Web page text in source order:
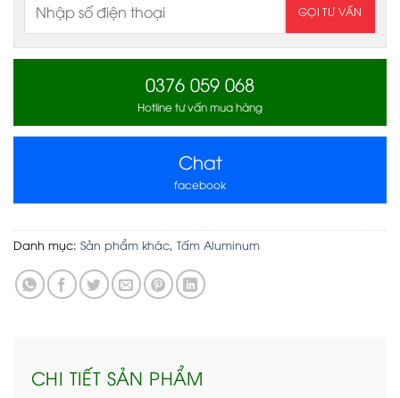
0376 059 068
Hotline tư vấn mua hàng
Chat
facebook
Danh mục: Sản phẩm khác, Tấm Aluminum
CHI TIẾT SẢN PHẨM